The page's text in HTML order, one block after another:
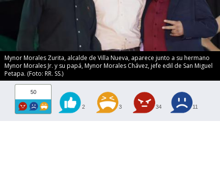
Mynor Morales Zurita, alcalde de Villa Nueva, aparece junto a su hermano
Mynor Morales Jr. y su papá, Mynor Morales Chávez, jefe edil de San Miguel
Petapa. (Foto: RR. SS.)
50
2 3 34 11